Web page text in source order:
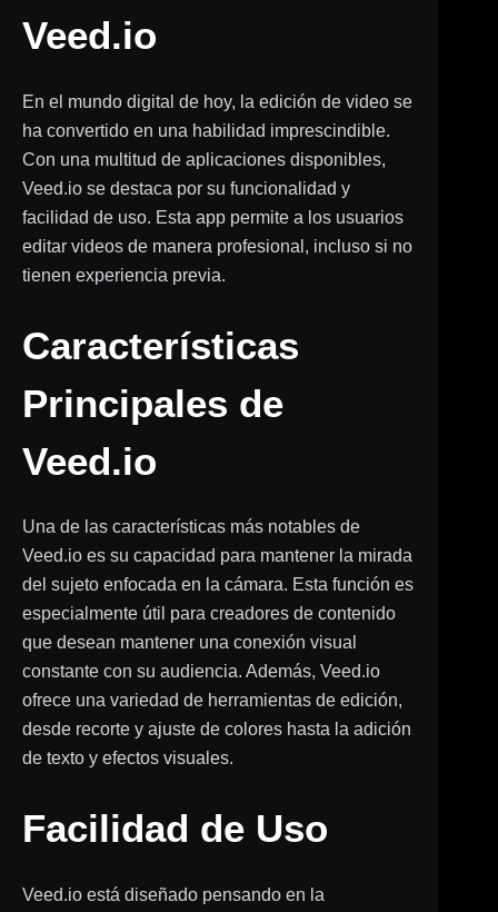
Veed.io
En el mundo digital de hoy, la edición de video se
ha convertido en una habilidad imprescindible.
Con una multitud de aplicaciones disponibles,
Veed.io se destaca por su funcionalidad y
facilidad de uso. Esta app permite a los usuarios
editar videos de manera profesional, incluso si no
tienen experiencia previa.
Características
Principales de
Veed.io
Una de las características más notables de
Veed.io es su capacidad para mantener la mirada
del sujeto enfocada en la cámara. Esta función es
especialmente útil para creadores de contenido
que desean mantener una conexión visual
constante con su audiencia. Además, Veed.io
ofrece una variedad de herramientas de edición,
desde recorte y ajuste de colores hasta la adición
de texto y efectos visuales.
Facilidad de Uso
Veed.io está diseñado pensando en la